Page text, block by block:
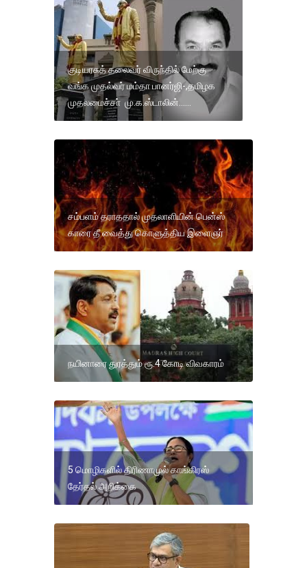
குடியரசுத் தலைவர் விருந்தில் மேற்கு
வங்க முதல்வர் மம்தா பானர்ஜி-,தமிழக
முதலமைச்சா் மு.க.ஸ்டாலின்......
சம்பளம் தராததால் முதலாளியின் பென்ஸ்
காரை தீ வைத்து கொளுத்திய இளைஞர்
நயினாரை துரத்தும் ரூ.4 கோடி விவகாரம்
5 மொழிகளில் திரிணாமுல் காங்கிரஸ்
தேர்தல் அறிக்கை